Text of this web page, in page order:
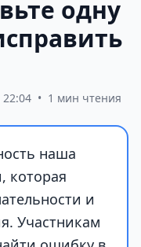
одну
22:04 • 1 мин чтения
наша
которая
и
Участникам